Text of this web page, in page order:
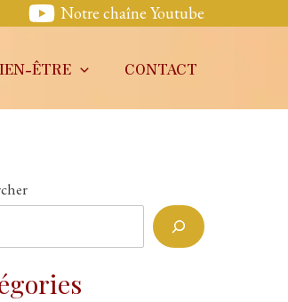
Notre chaîne Youtube
ÊTRE CONTACT